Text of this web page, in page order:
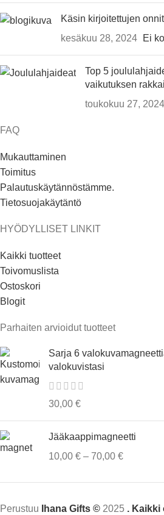
Käsin kirjoitettujen
kesäkuu 28, 2024
Ei
Top 5
vaikutuksen
toukokuu 27, 2024
FAQ
Mukauttaminen
Toimitus
Palautuskäytännöstämme.
Tietosuojakäytäntö
HYÖDYLLISET LINKIT
Kaikki tuotteet
Toivomuslista
Ostoskori
Blogit
Parhaiten arvioidut tuotteet
Sarja 6
valokuvistasi
30,00 €
Jääkaappimagneetti
10,00 € – 70,00 €
Perustuu Ihana Gifts © 2025 . Kaikki